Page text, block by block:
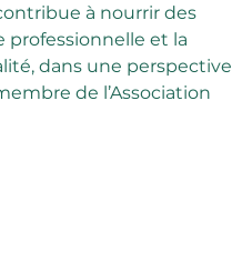
à nourrir des
professionnelle et la
dans une perspective
de l’Association